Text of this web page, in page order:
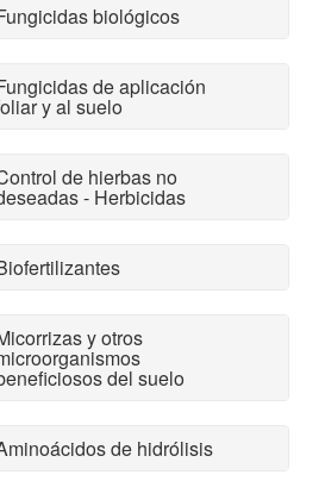
biológicos
de aplicación
y al suelo
de hierbas no
- Herbicidas
y otros
del suelo
de hidrólisis